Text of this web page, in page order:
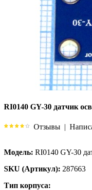
RI0140 GY-30 датчик
Отзывы |
Модель: RI0140 GY-30
SKU (Артикул): 287663
Тип корпуса: